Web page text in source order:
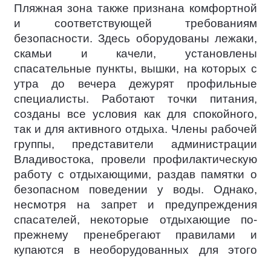
Пляжная зона также признана комфортной
и соответствующей требованиям
безопасности. Здесь оборудованы лежаки,
скамьи и качели, установлены
спасательные пункты, вышки, на которых с
утра до вечера дежурят профильные
специалисты. Работают точки питания,
созданы все условия как для спокойного,
так и для активного отдыха. Члены рабочей
группы, представители администрации
Владивостока, провели профилактическую
работу с отдыхающими, раздав памятки о
безопасном поведении у воды. Однако,
несмотря на запрет и предупреждения
спасателей, некоторые отдыхающие по-
прежнему пренебрегают правилами и
купаются в необорудованных для этого